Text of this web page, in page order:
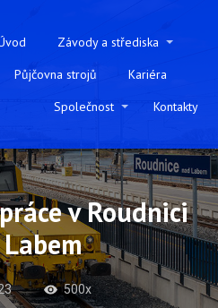
Závody a střediska
Půjčovna strojů
Kariéra
Společnost
Kontakty
v Roudnici
500x